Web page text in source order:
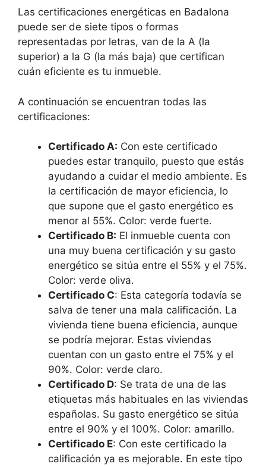
Las certificaciones energéticas en Badalona
puede ser de siete tipos o formas
representadas por letras, van de la A (la
superior) a la G (la más baja) que certifican
cuán eficiente es tu inmueble.
A continuación se encuentran todas las
certificaciones:
Certificado A: Con este certificado
puedes estar tranquilo, puesto que estás
ayudando a cuidar el medio ambiente. Es
la certificación de mayor eficiencia, lo
que supone que el gasto energético es
menor al 55%. Color: verde fuerte.
Certificado B: El inmueble cuenta con
una muy buena certificación y su gasto
energético se sitúa entre el 55% y el 75%.
Color: verde oliva.
Certificado C: Esta categoría todavía se
salva de tener una mala calificación. La
vivienda tiene buena eficiencia, aunque
se podría mejorar. Estas viviendas
cuentan con un gasto entre el 75% y el
90%. Color: verde claro.
Certificado D: Se trata de una de las
etiquetas más habituales en las viviendas
españolas. Su gasto energético se sitúa
entre el 90% y el 100%. Color: amarillo.
Certificado E: Con este certificado la
calificación ya es mejorable. En este tipo